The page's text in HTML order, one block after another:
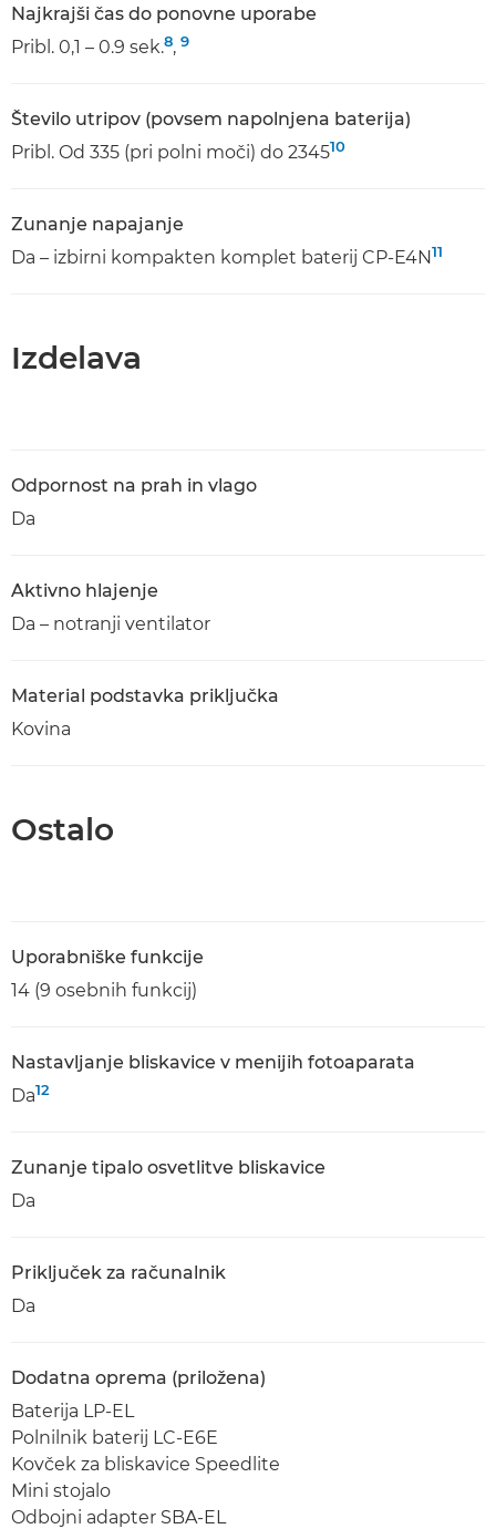
Najkrajši čas do ponovne uporabe
Pribl. 0,1 – 0.9 sek.8, 9
Število utripov (povsem napolnjena baterija)
Pribl. Od 335 (pri polni moči) do 234510
Zunanje napajanje
Da – izbirni kompakten komplet baterij CP-E4N11
Izdelava
Odpornost na prah in vlago
Da
Aktivno hlajenje
Da – notranji ventilator
Material podstavka priključka
Kovina
Ostalo
Uporabniške funkcije
14 (9 osebnih funkcij)
Nastavljanje bliskavice v menijih fotoaparata
Da12
Zunanje tipalo osvetlitve bliskavice
Da
Priključek za računalnik
Da
Dodatna oprema (priložena)
Baterija LP-EL
Polnilnik baterij LC-E6E
Kovček za bliskavice Speedlite
Mini stojalo
Odbojni adapter SBA-EL